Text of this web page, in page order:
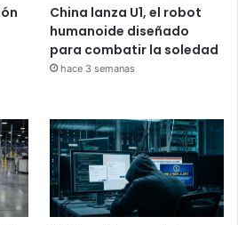
China lanza U1, el robot
humanoide diseñado
para combatir la soledad
hace 3 semanas